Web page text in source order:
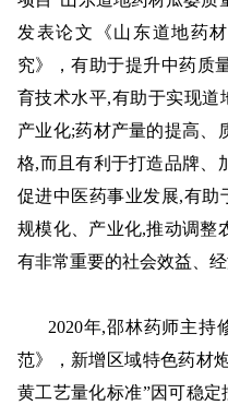
发表论文《山东道地药
究》，有助于提升中药质
育技术水平,有助于实现道
产业化;药材产量的提高、
格,而且有利于打造品牌、
促进中医药事业发展,有助
规模化、产业化,推动调整
有非常重要的社会效益、
2020年,邵林药师主持
范》，新增区域特色药材
黄工艺量化标准”因可稳